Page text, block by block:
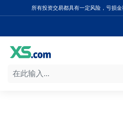
所有投资交易都具有一定风险，亏损金